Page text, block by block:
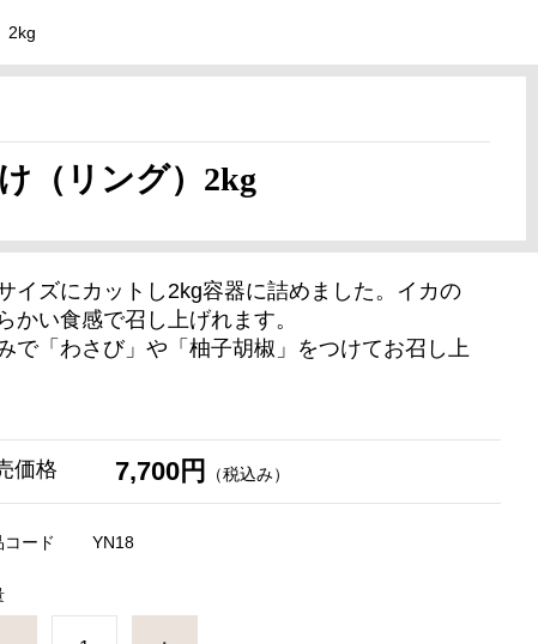
2kg
（リング）2kg
イズにカットし2kg容器に詰めました。イカの
い食感で召し上げれます。
で「わさび」や「柚子胡椒」をつけてお召し上
価格 7,700円 （税込み）
コード YN18